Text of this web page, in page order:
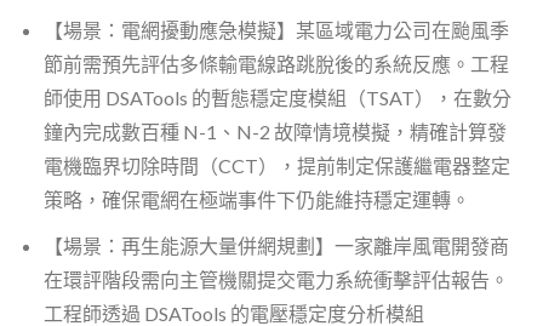
【場景：電網擾動應急模擬】某區域電力公司在颱風季
節前需預先評估多條輸電線路跳脫後的系統反應。工程
師使用 DSATools 的暫態穩定度模組（TSAT），在數分
鐘內完成數百種 N-1、N-2 故障情境模擬，精確計算發
電機臨界切除時間（CCT），提前制定保護繼電器整定
策略，確保電網在極端事件下仍能維持穩定運轉。
【場景：再生能源大量併網規劃】一家離岸風電開發商
在環評階段需向主管機關提交電力系統衝擊評估報告。
工程師透過 DSATools 的電壓穩定度分析模組